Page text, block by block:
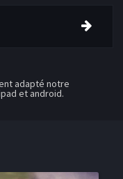
adapté notre
et android.